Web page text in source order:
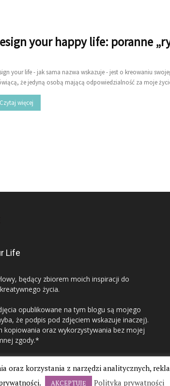
your happy life: poranne
your life - jak sama nazwa wskazuje - jest o kreowaniu
że jedyną osobą mającą odpowiedzialność za moje
Czytaj więcej
Life
będący zbiorem moich inspiracji do
życia.
opublikowane na tym blogu są mojego
że podpis pod zdjęciem wskazuje inaczej).
kopiowania oraz wykorzystywania bez mojej
zgody.*
oraz korzystania z narzędzi analitycznych,
AKCEPTUJĘ Polityka prywatności